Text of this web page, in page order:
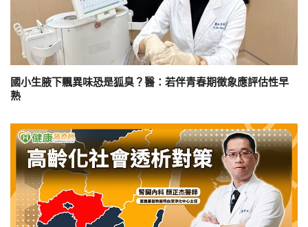
國小生腋下飄異味恐是狐臭？醫：若伴青春期徵象應評估性早
熟